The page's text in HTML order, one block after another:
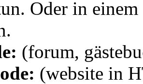
Oder in
(forum,
(website in